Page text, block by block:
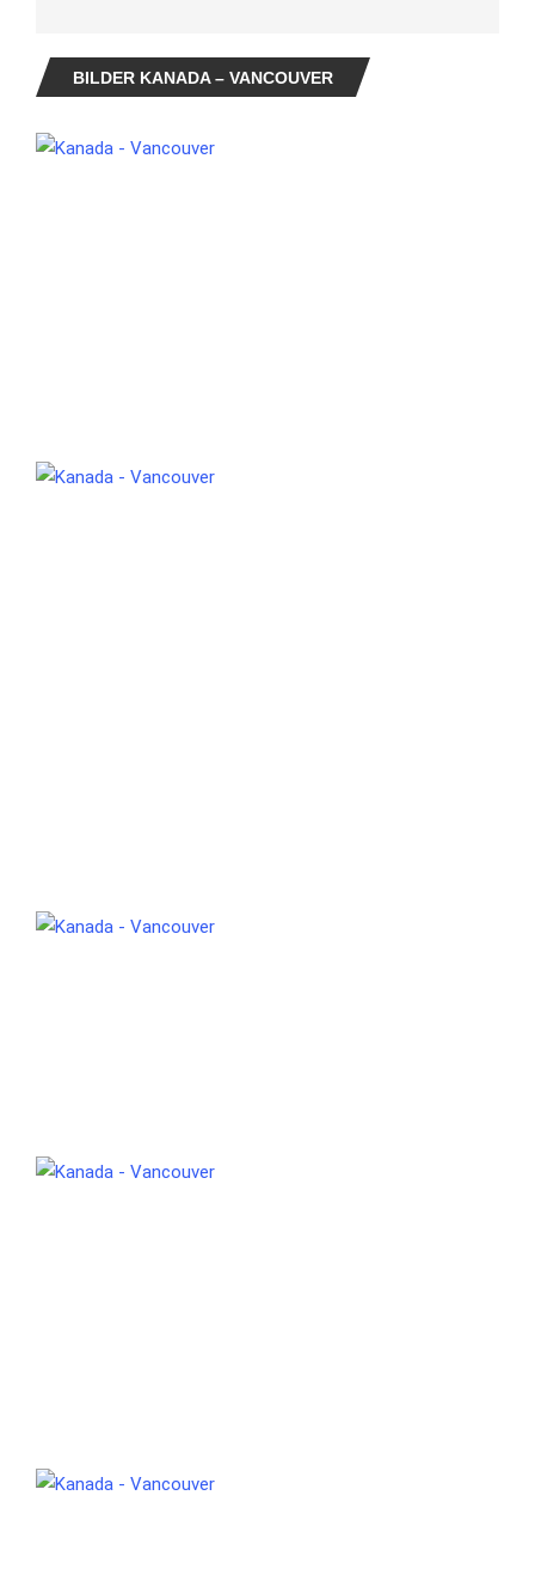
BILDER KANADA – VANCOUVER